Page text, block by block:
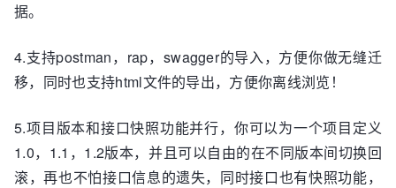
据。
4.支持postman，rap，swagger的导入，方便你做无缝迁
移，同时也支持html文件的导出，方便你离线浏览！
5.项目版本和接口快照功能并行，你可以为一个项目定义
1.0，1.1，1.2版本，并且可以自由的在不同版本间切换回
滚，再也不怕接口信息的遗失，同时接口也有快照功能，